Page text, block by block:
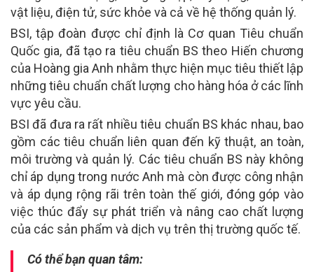
vật liệu, điện tử, sức khỏe và cả về hệ thống quản lý.
BSI, tập đoàn được chỉ định là Cơ quan Tiêu chuẩn
Quốc gia, đã tạo ra tiêu chuẩn BS theo Hiến chương
của Hoàng gia Anh nhằm thực hiện mục tiêu thiết lập
những tiêu chuẩn chất lượng cho hàng hóa ở các lĩnh
vực yêu cầu.
BSI đã đưa ra rất nhiều tiêu chuẩn BS khác nhau, bao
gồm các tiêu chuẩn liên quan đến kỹ thuật, an toàn,
môi trường và quản lý. Các tiêu chuẩn BS này không
chỉ áp dụng trong nước Anh mà còn được công nhận
và áp dụng rộng rãi trên toàn thế giới, đóng góp vào
việc thúc đẩy sự phát triển và nâng cao chất lượng
của các sản phẩm và dịch vụ trên thị trường quốc tế.
Có thể bạn quan tâm: